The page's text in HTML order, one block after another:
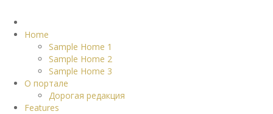
Home
Sample Home 1
Sample Home 2
Sample Home 3
О портале
Дорогая редакция
Features